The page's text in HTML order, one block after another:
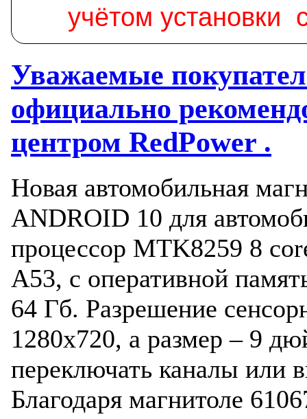
учётом установки
Уважаемые
официально
центром RedPower .
Новая автомобильная
ANDROID 10 для
процессор MTK8259 8
A53, с оперативной
64 Гб. Разрешение
1280х720, а размер – 9
переключать каналы или
Благодаря магнитоле